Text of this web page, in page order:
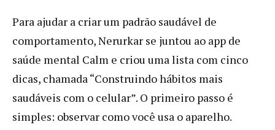
Para ajudar a criar um padrão saudável de
comportamento, Nerurkar se juntou ao app de
saúde mental Calm e criou uma lista com cinco
dicas, chamada “Construindo hábitos mais
saudáveis com o celular”. O primeiro passo é
simples: observar como você usa o aparelho.